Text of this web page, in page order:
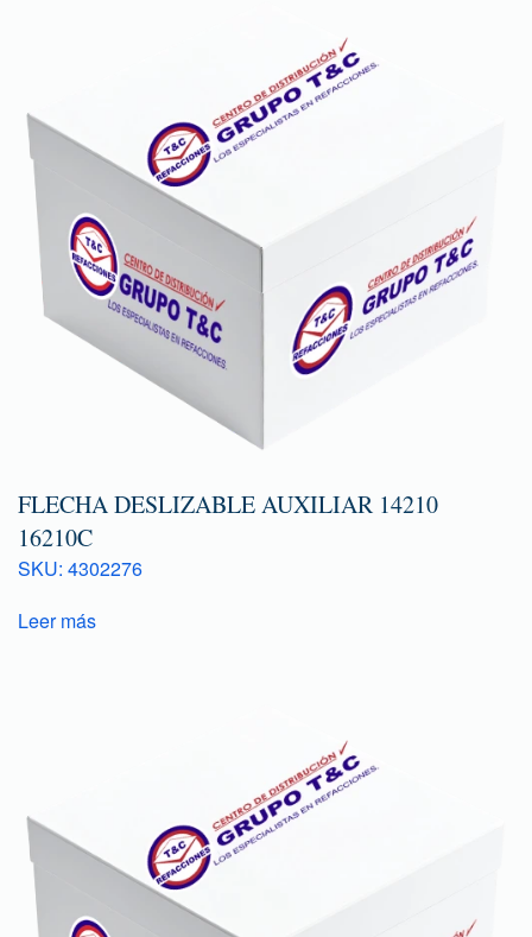
FLECHA DESLIZABLE AUXILIAR 14210
16210C
SKU: 4302276
Leer más